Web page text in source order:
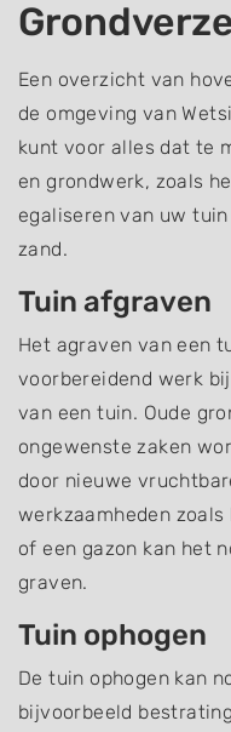
Een overzicht van
de omgeving van
kunt voor alles dat te
en grondwerk, zoals
egaliseren van uw
zand.
Tuin afgraven
Het agraven van een
voorbereidend werk
van een tuin. Oude
ongewenste zaken
door nieuwe
werkzaamheden
of een gazon kan het
graven.
Tuin ophogen
De tuin ophogen kan
bijvoorbeeld